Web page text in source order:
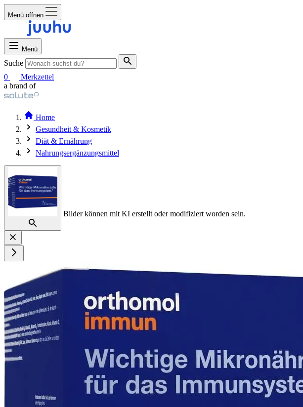
Menü öffnen
Menü
Suche
0
Merkzettel
a brand of
Home
Gesundheit & Kosmetik
Diät & Ernährung
Nahrungsergänzungsmittel
Bilder können mit KI erstellt oder modifiziert worden sein.